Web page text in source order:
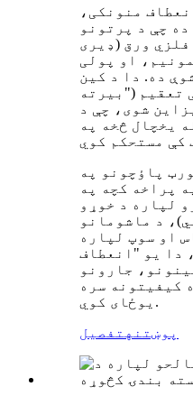
منونکی،
چې د پرتونو
فلزي ورق (ډیری
او پولی
ده. دا د کین
تعقیم ("بیرته
شوی، چې د
یخچال څخه په
پاؤچونو په
پراخه کچه په
لپاره د خوړو
د ماشومانو
او سوپ لپاره
دا یو "انعطاف
جارونو
کیفیتونه سره
یوځای کوي.
پوښتنه تفصیل